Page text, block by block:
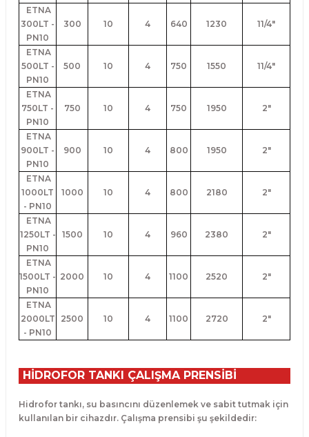
ETNA
300LT -
PN10
300 10 4 640 1230 11/4"
ETNA
500LT -
PN10
500 10 4 750 1550 11/4"
ETNA
750LT -
PN10
750 10 4 750 1950 2"
ETNA
900LT -
PN10
900 10 4 800 1950 2"
ETNA
1000LT
- PN10
1000 10 4 800 2180 2"
ETNA
1250LT -
PN10
1500 10 4 960 2380 2"
ETNA
1500LT -
PN10
2000 10 4 1100 2520 2"
ETNA
2000LT
- PN10
2500 10 4 1100 2720 2"
HİDROFOR TANKI ÇALIŞMA PRENSİBİ
Hidrofor tankı, su basıncını düzenlemek ve sabit tutmak için
kullanılan bir cihazdır. Çalışma prensibi şu şekildedir: